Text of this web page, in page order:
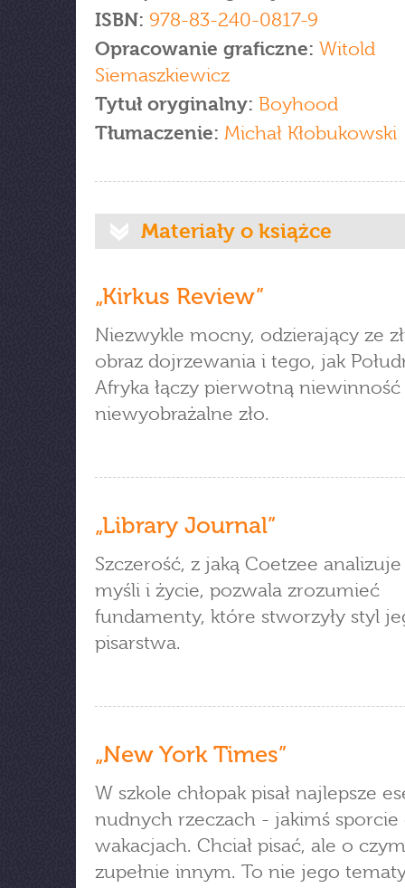
ISBN: 978-83-240-0817-9
Opracowanie graficzne: Witold
Siemaszkiewicz
Tytuł oryginalny: Boyhood
Tłumaczenie: Michał Kłobukowski
Materiały o książce
„Kirkus Review”
Niezwykle mocny, odzierający ze
obraz dojrzewania i tego, jak
Afryka łączy pierwotną niewinność
niewyobrażalne zło.
„Library Journal”
Szczerość, z jaką Coetzee
myśli i życie, pozwala zrozumieć
fundamenty, które stworzyły styl
pisarstwa.
„New York Times”
W szkole chłopak pisał najlepsze
nudnych rzeczach - jakimś sporcie
wakacjach. Chciał pisać, ale o
zupełnie innym. To nie jego